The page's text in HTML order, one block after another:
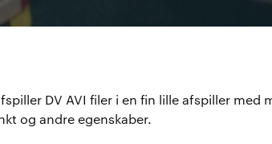
DV AVI filer i en fin lille afspiller med
og andre egenskaber.